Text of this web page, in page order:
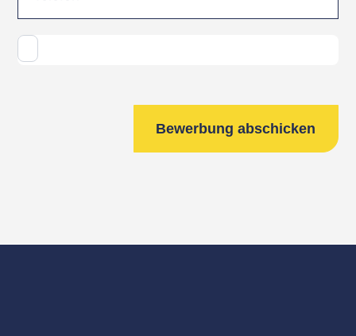
Bewerbung abschicken